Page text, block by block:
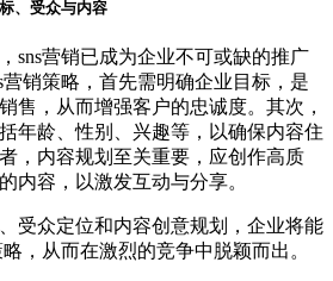
、受众与内容
营销已成为企业不可或缺的推广
销策略，首先需明确企业目标，是
售，从而增强客户的忠诚度。其次，
年龄、性别、兴趣等，以确保内容住
，内容规划至关重要，应创作高质
内容，以激发互动与分享。
众定位和内容创意规划，企业将能
，从而在激烈的竞争中脱颖而出。